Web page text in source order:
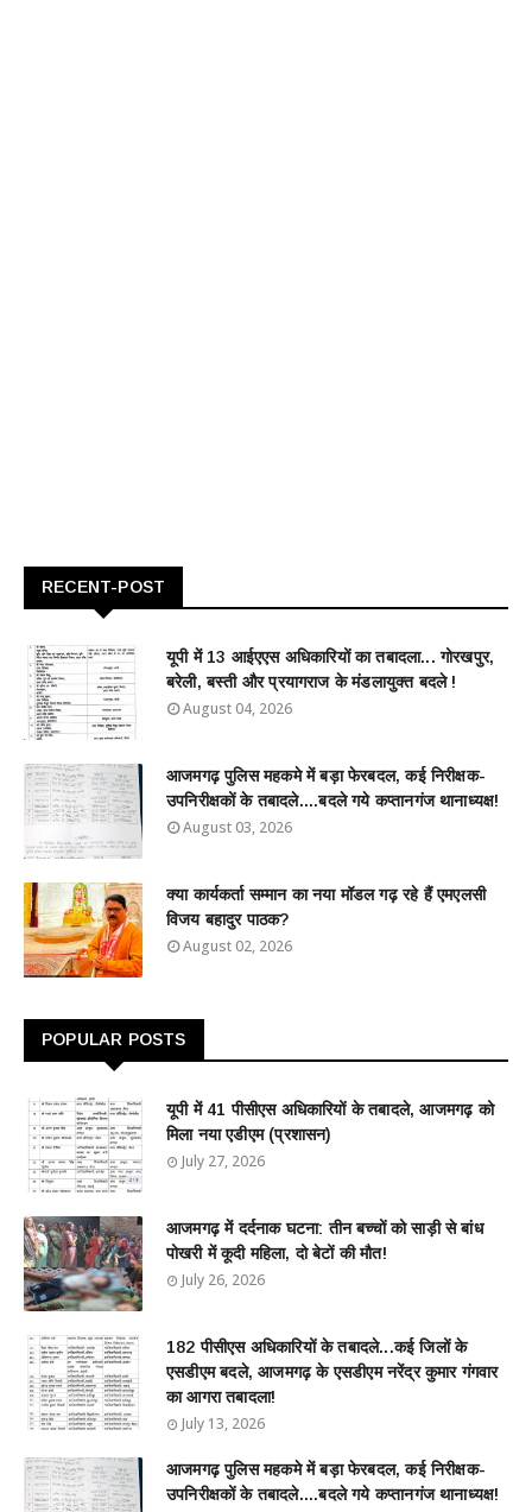
RECENT-POST
यूपी में 13 आईएएस अधिकारियों का तबादला... गोरखपुर,
बरेली, बस्ती और प्रयागराज के मंडलायुक्त बदले !
August 04, 2026
आजमगढ़ पुलिस महकमे में बड़ा फेरबदल, कई निरीक्षक-
उपनिरीक्षकों के तबादले....बदले गये कप्तानगंज थानाध्यक्ष!
August 03, 2026
क्या कार्यकर्ता सम्मान का नया मॉडल गढ़ रहे हैं एमएलसी
विजय बहादुर पाठक?
August 02, 2026
POPULAR POSTS
यूपी में 41 पीसीएस अधिकारियों के तबादले, आजमगढ़ को
मिला नया एडीएम (प्रशासन)
July 27, 2026
आजमगढ़ में दर्दनाक घटना: तीन बच्चों को साड़ी से बांध
पोखरी में कूदी महिला, दो बेटों की मौत!
July 26, 2026
182 पीसीएस अधिकारियों के तबादले...कई जिलों के
एसडीएम बदले, आजमगढ़ के एसडीएम नरेंद्र कुमार गंगवार
का आगरा तबादला!
July 13, 2026
आजमगढ़ पुलिस महकमे में बड़ा फेरबदल, कई निरीक्षक-
उपनिरीक्षकों के तबादले....बदले गये कप्तानगंज थानाध्यक्ष!